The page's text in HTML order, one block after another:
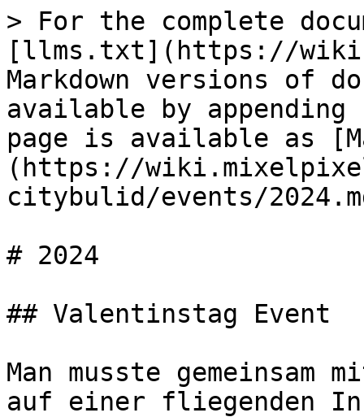
> For the complete
[llms.txt](https://
Markdown versions of
available by
page is available as
(https://
citybulid/events/
# 2024
## Valentinstag Event
Man musste
auf einer fliegenden